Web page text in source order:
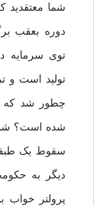
شما معتقدید
دوره بعقب
توی سرمایه
تولید است و
چطور شد که
شده است؟
سقوط یک
دیگر به
پرولتر